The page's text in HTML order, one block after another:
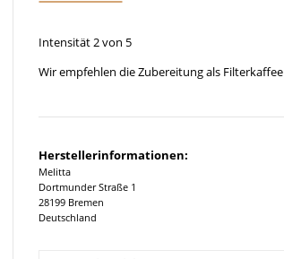
Intensität 2 von 5
Wir empfehlen die Zubereitung als Filterkaffee
Herstellerinformationen:
Melitta
Dortmunder Straße 1
28199 Bremen
Deutschland